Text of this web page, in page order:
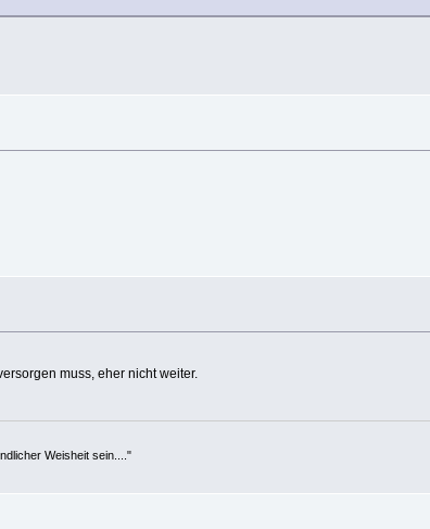
muss, eher nicht weiter.
Weisheit sein...."